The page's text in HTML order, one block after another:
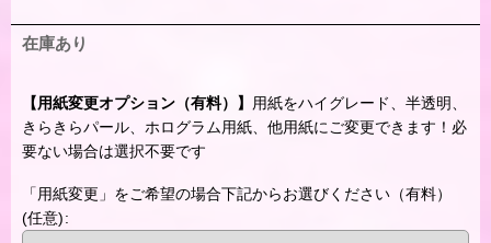
在庫あり
【用紙変更オプション（有料）】 用紙をハイグレード、半透明、
きらきらパール、ホログラム用紙、他用紙にご変更できます！必
要ない場合は選択不要です
「用紙変更」をご希望の場合下記からお選びください（有料）
(任意):